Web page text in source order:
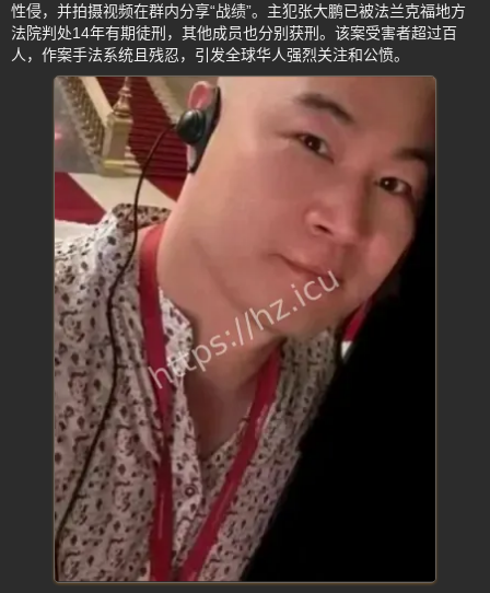
性侵，并拍摄视频在群内分享“战绩”。主犯张大鹏已被法兰克福地方
法院判处14年有期徒刑，其他成员也分别获刑。该案受害者超过百
人，作案手法系统且残忍，引发全球华人强烈关注和公愤。